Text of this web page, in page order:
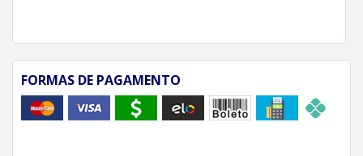
FORMAS DE PAGAMENTO